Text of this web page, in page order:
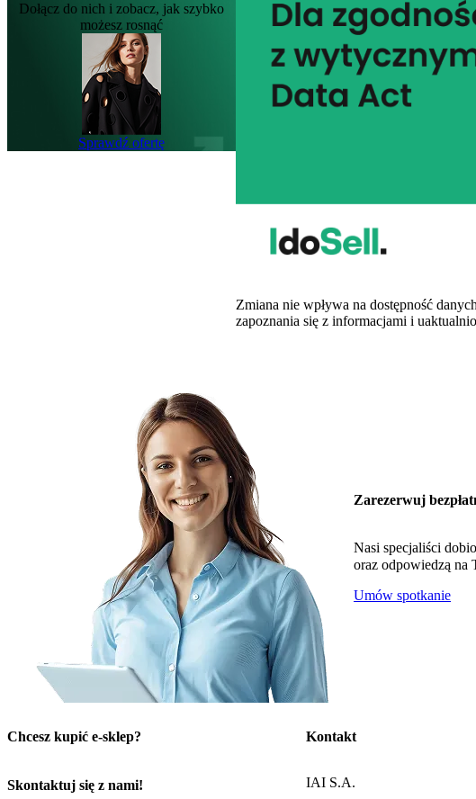
Dołącz do nich i zobacz, jak szybko
możesz rosnąć
Sprawdź ofertę
Zmiana nie wpływa na dostępność
zapoznania się z informacjami i
Zarezerwuj
Nasi specjaliści
oraz odpowiedzą na
Umów spotkanie
Chcesz kupić e-sklep?
Skontaktuj się z nami!
Kontakt
IAI S.A.